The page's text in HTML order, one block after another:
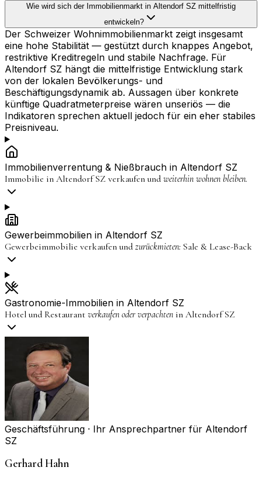
Wie wird sich der Immobilienmarkt in Altendorf SZ mittelfristig
entwickeln?
Der Schweizer Wohnimmobilienmarkt zeigt insgesamt
eine hohe Stabilität — gestützt durch knappes Angebot,
restriktive Kreditregeln und stabile Nachfrage. Für
Altendorf SZ hängt die mittelfristige Entwicklung stark
von der lokalen Bevölkerungs- und
Beschäftigungsdynamik ab. Aussagen über konkrete
künftige Quadratmeterpreise wären unseriös — die
Indikatoren sprechen aktuell jedoch für ein eher stabiles
Preisniveau.
Immobilienverrentung & Nießbrauch in Altendorf SZ
Immobilie in Altendorf SZ verkaufen und weiterhin wohnen bleiben.
Gewerbeimmobilien in Altendorf SZ
Gewerbeimmobilie verkaufen und zurückmieten: Sale & Lease-Back
Gastronomie-Immobilien in Altendorf SZ
Hotel und Restaurant verkaufen oder verpachten in Altendorf SZ
Geschäftsführung · Ihr Ansprechpartner für Altendorf
SZ
Gerhard Hahn